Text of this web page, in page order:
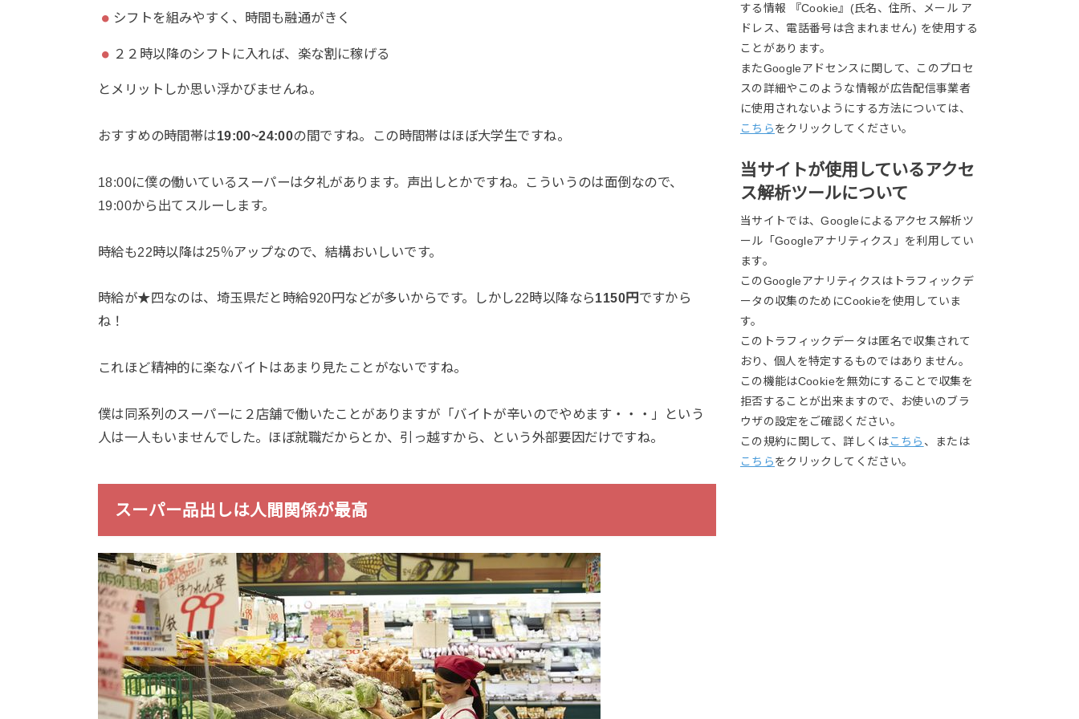
シフトを組みやすく、時間も融通がきく
２２時以降のシフトに入れば、楽な割に稼げる
とメリットしか思い浮かびませんね。
おすすめの時間帯は19:00~24:00の間ですね。この時間帯はほぼ大学生ですね。
18:00に僕の働いているスーパーは夕礼があります。声出しとかですね。こういうのは面倒なので、
19:00から出てスルーします。
時給も22時以降は25％アップなので、結構おいしいです。
時給が★四なのは、埼玉県だと時給920円などが多いからです。しかし22時以降なら1150円 ですから
ね！
これほど精神的に楽なバイトはあまり見たことがないですね。
僕は同系列のスーパーに２店舗で働いたことがありますが「バイトが辛いのでやめます・・・」という
人は一人もいませんでした。ほぼ就職だからとか、引っ越すから、という外部要因だけですね。
スーパー品出しは人間関係が最高
する情報 『Cookie』(氏名、住所、メール ア
ドレス、電話番号は含まれません) を使用する
ことがあります。
またGoogleアドセンスに関して、このプロセ
スの詳細やこのような情報が広告配信事業者
に使用されないようにする方法については、
こちらをクリックしてください。
当サイトが使用しているアクセ
ス解析ツールについて
当サイトでは、Googleによるアクセス解析ツ
ール「Googleアナリティクス」を利用してい
ます。
このGoogleアナリティクスはトラフィックデ
ータの収集のためにCookieを使用していま
す。
このトラフィックデータは匿名で収集されて
おり、個人を特定するものではありません。
この機能はCookieを無効にすることで収集を
拒否することが出来ますので、お使いのブラ
ウザの設定をご確認ください。
この規約に関して、詳しくはこちら 、または
こちらをクリックしてください。